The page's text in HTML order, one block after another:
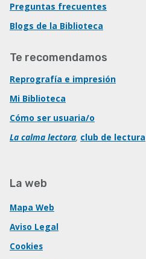
Preguntas frecuentes
Blogs de la Biblioteca
Te recomendamos
Reprografía e impresión
Mi Biblioteca
Cómo ser usuaria/o
La calma lectora, club de lectura
La web
Mapa Web
Aviso Legal
Cookies